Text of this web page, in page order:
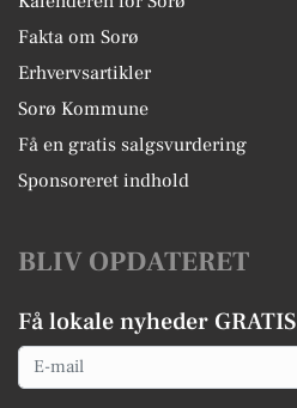
Fakta om Sorø
Erhvervsartikler
Sorø Kommune
Få en gratis salgsvurdering
Sponsoreret indhold
BLIV OPDATERET
Få lokale nyheder GRATIS
Email